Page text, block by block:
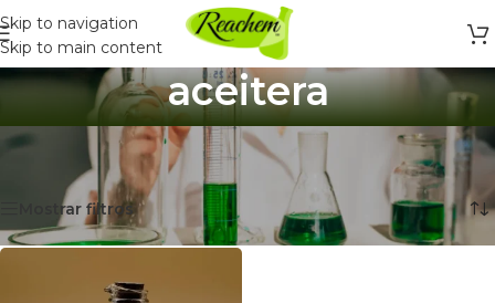
Skip to navigation
Skip to main content
aceitera
Inicio
Productos etiquetados “aceitera”
Mostrando el único resultado
Mostrar filtros